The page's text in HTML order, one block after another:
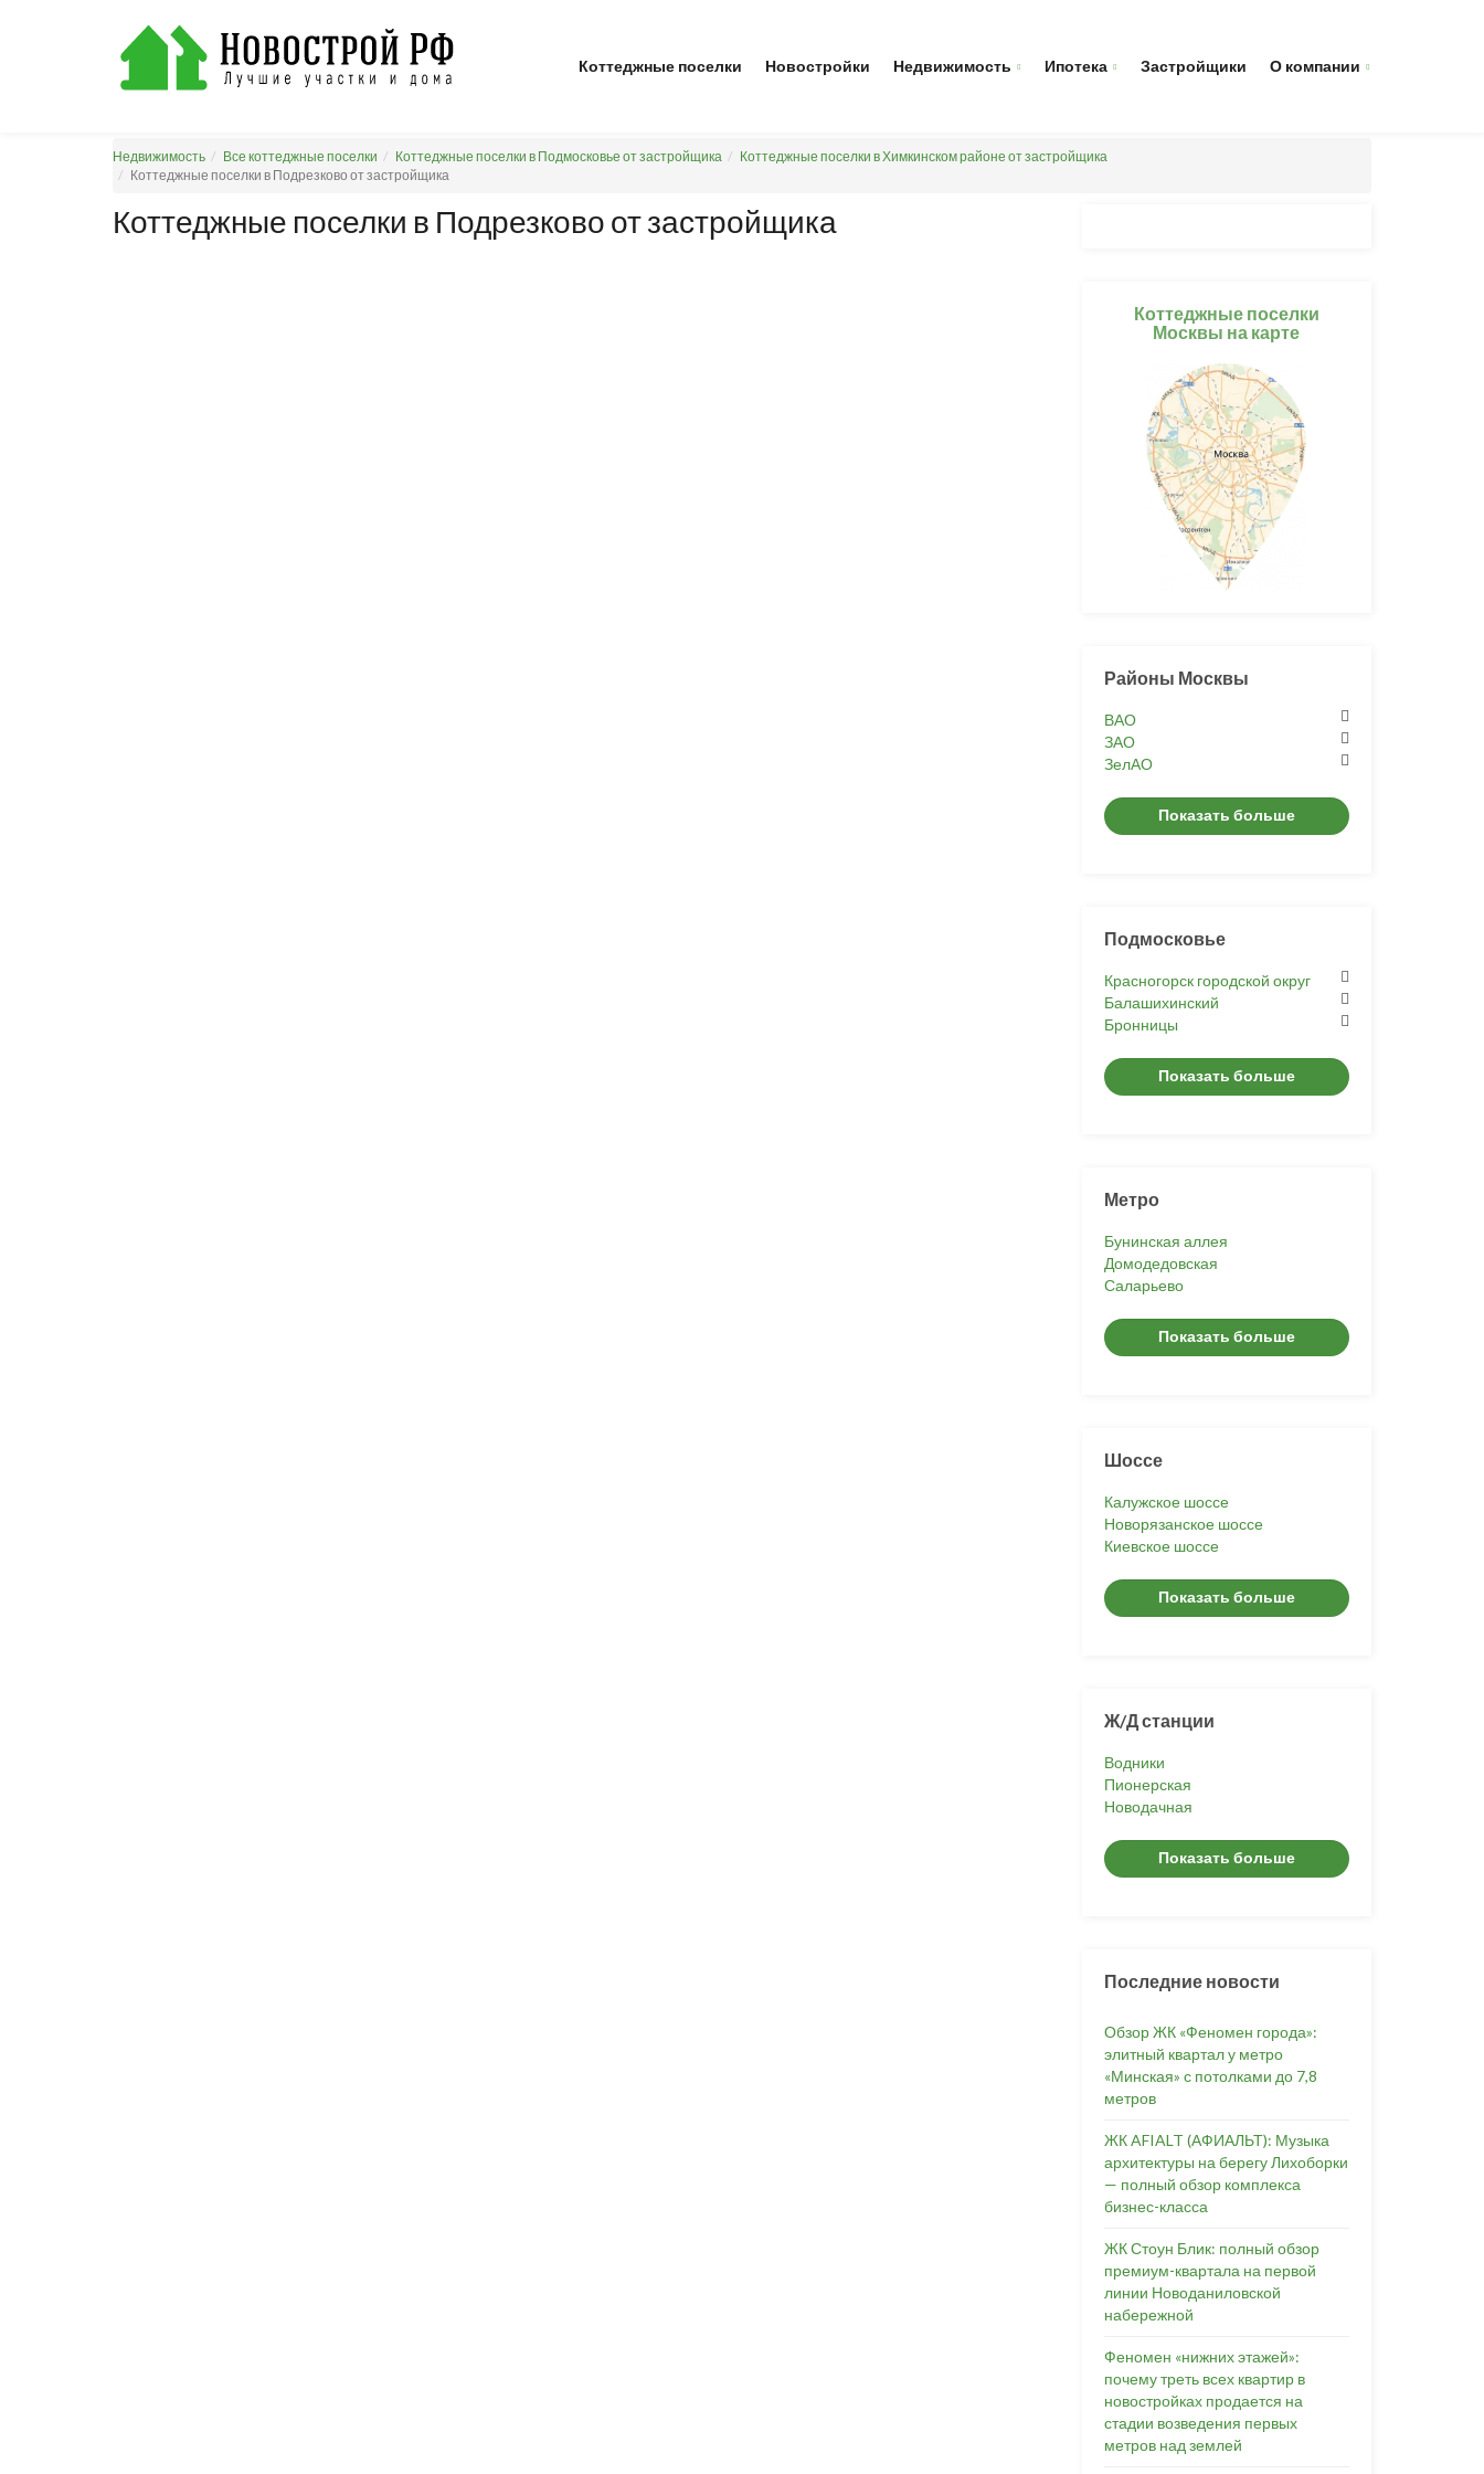
Коттеджные поселки Новостройки Недвижимость Ипотека Застройщики О компании
Недвижимость Все коттеджные поселки Коттеджные поселки в Подмосковье от застройщика
Коттеджные поселки в Химкинском районе от застройщика
Коттеджные поселки в Подрезково от застройщика
Коттеджные поселки в Подрезково от застройщика
Коттеджные поселки
Москвы на карте
Районы Москвы
ВАО
ЗАО
ЗелАО
Показать больше
Подмосковье
Красногорск городской округ
Балашихинский
Бронницы
Показать больше
Метро
Бунинская аллея
Домодедовская
Саларьево
Показать больше
Шоссе
Калужское шоссе
Новорязанское шоссе
Киевское шоссе
Показать больше
Ж/Д станции
Водники
Пионерская
Новодачная
Показать больше
Последние новости
Обзор ЖК «Феномен города»:
элитный квартал у метро
«Минская» с потолками до 7,8
метров
ЖК AFIALT (АФИАЛЬТ): Музыка
архитектуры на берегу Лихоборки
— полный обзор комплекса
бизнес-класса
ЖК Стоун Блик: полный обзор
премиум-квартала на первой
линии Новоданиловской
набережной
Феномен «нижних этажей»:
почему треть всех квартир в
новостройках продается на
стадии возведения первых
метров над землей